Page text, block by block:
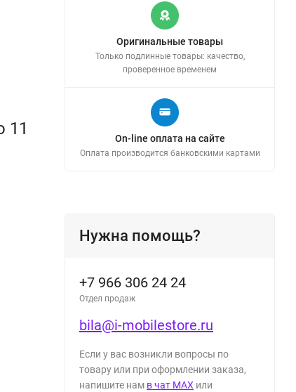
11
Оригинальные товары
Только подлинные товары: качество,
проверенное временем
On-line оплата на сайте
Оплата производится банковскими картами
Нужна помощь?
+7 966 306 24 24
Отдел продаж
bila@i-mobilestore.ru
Если у вас возникли вопросы по
товару или при оформлении заказа,
напишите нам в чат MAX или